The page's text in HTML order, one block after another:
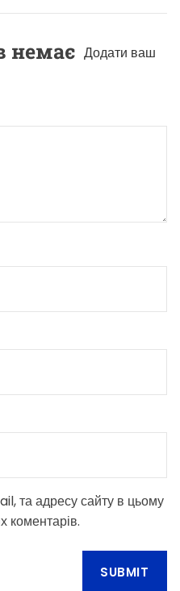
немає Додати ваш
та адресу сайту в цьому
коментарів.